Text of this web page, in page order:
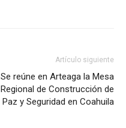
Artículo siguiente
Se reúne en Arteaga la Mesa
Regional de Construcción de
Paz y Seguridad en Coahuila